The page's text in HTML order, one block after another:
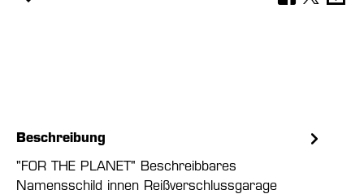
Beschreibung
"FOR THE PLANET" Beschreibbares
Namensschild innen Reißverschlussgarage